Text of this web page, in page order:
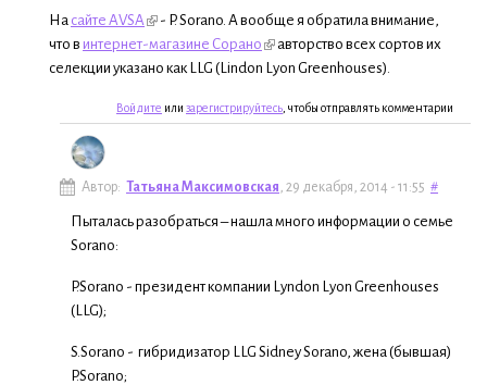
На сайте AVSA
- P. Sorano. А вообще я обратила внимание,
что в интернет-магазине Сорано
авторство всех сортов их
селекции указано как LLG (Lindon Lyon Greenhouses).
Войдите или зарегистрируйтесь , чтобы отправлять комментарии
Автор: Татьяна Максимовская , 29 декабря, 2014 - 11:55 #
Пыталась разобраться – нашла много информации о семье
Sorano:
P.Sorano - президент компании Lyndon Lyon Greenhouses
(LLG);
S.Sorano - гибридизатор LLG Sidney Sorano, жена (бывшая)
P.Sorano;